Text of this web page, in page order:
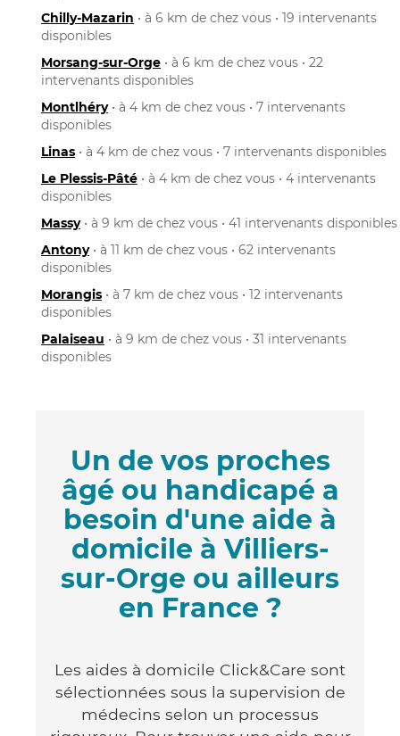
Chilly-Mazarin • à 6 km de chez vous • 19 intervenants
disponibles
Morsang-sur-Orge • à 6 km de chez vous • 22
intervenants disponibles
Montlhéry• à 4 km de chez vous • 7 intervenants
disponibles
Linas • à 4 km de chez vous • 7 intervenants disponibles
Le Plessis-Pâté • à 4 km de chez vous • 4 intervenants
disponibles
Massy• à 9 km de chez vous • 41 intervenants disponibles
Antony• à 11 km de chez vous • 62 intervenants
disponibles
Morangis • à 7 km de chez vous • 12 intervenants
disponibles
Palaiseau • à 9 km de chez vous • 31 intervenants
disponibles
Un de vos proches
âgé ou handicapé a
besoin d'une aide à
domicile à Villiers-
sur-Orge ou ailleurs
en France ?
Les aides à domicile Click&Care sont
sélectionnées sous la supervision de
médecins selon un processus